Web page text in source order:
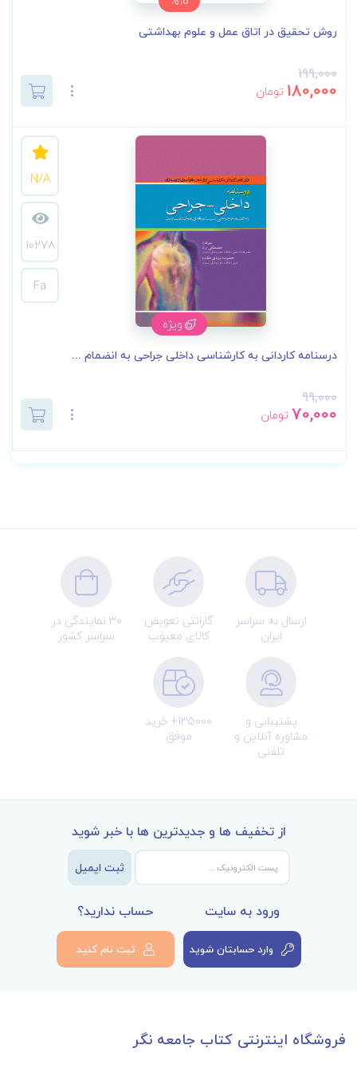
روش تحقیق در اتاق عمل و علوم بهداشتی
199,000
180,000 تومان
ویژه
N/A
10278
Fa
درسنامه کاردانی به کارشناسی داخلی جراحی به انضمام ...
99,000
70,000 تومان
ارسال به سراسر
ایران
گارانتی تعویض
کالای معیوب
30 نمایندگی در
سراسر کشور
پشتیبانی و
مشاوره آنلاین و
تلفنی
135000+ خرید
موفق
از تخفیف ها و جدیدترین ها با خبر شوید
ثبت ایمیل
ورود به سایت
وارد حسابتان شوید
حساب ندارید؟
ثبت نام کنید
فروشگاه اینترنتی کتاب جامعه نگر